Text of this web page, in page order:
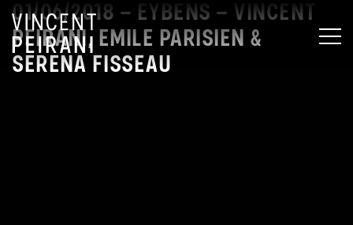
01/06/2018 – EYBENS – VINCENT
PEIRANI, EMILE PARISIEN &
SERENA FISSEAU